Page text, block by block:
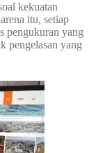
kekuatan
itu, setiap
pengukuran yang
pengelasan yang